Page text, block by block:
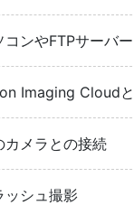
コンやFTPサーバ
Imaging Cloud
カメラとの接続
ッシュ撮影